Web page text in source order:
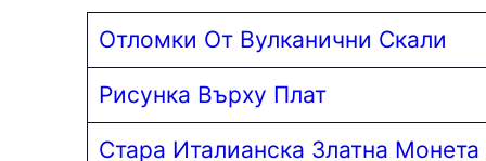
Отломки От Вулканични Скали
Рисунка Върху Плат
Стара Италианска Златна Монета